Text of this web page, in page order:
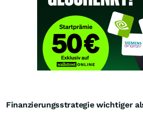
Finanzierungsstrategie wichtiger